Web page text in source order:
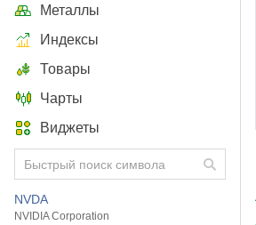
Металлы
Индексы
Товары
Чарты
Виджеты
NVDA
NVIDIA Corporation